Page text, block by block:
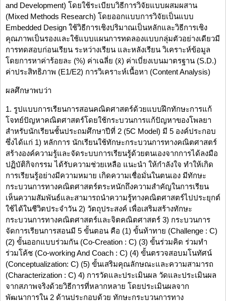
and Development) โดยใช้ระเบียบวิธีการวิจัยแบบผสมผสาน
(Mixed Methods Research) โดยออกแบบการวิจัยเป็นแบบ
Embedded Design ใช้วิธีการเชิงปริมาณเป็นหลักและวิธีการเชิง
คุณภาพเป็นรองและใช้แบบแผนการทดลองแบบกลุ่มตัวอย่างเดียวมี
การทดสอบก่อนเรียน ระหว่างเรียน และหลังเรียน วิเคราะห์ข้อมูล
โดยการหาค่าร้อยละ (%) ค่าเฉลี่ย (x̄) ค่าเบี่ยงเบนมาตรฐาน (S.D.)
ค่าประสิทธิภาพ (E1/E2) การวิเคราะห์เนื้อหา (Content Analysis)
ผลศึกษาพบว่า
1. รูปแบบการเรียนการสอนคณิตศาสตร์ด้วยแบบฝึกทักษะการแก้
โจทย์ปัญหาคณิตศาสตร์โดยใช้กระบวนการแก้ปัญหาของโพลยา
สำหรับนักเรียนชั้นประถมศึกษาปีที่ 2 (5C Model) มี 5 องค์ประกอบ
ซึ่งได้แก่ 1) หลักการ นักเรียนใช้ทักษะกระบวนการทางคณิตศาสตร์
สร้างองค์ความรู้และจัดระบบการเรียนรู้ด้วยตนเองจากการได้ลงมือ
ปฏิบัติกิจกรรม ได้รับความช่วยเหลือ แนะนำ ให้กำลังใจ ทำให้เกิด
การเรียนรู้อย่างมีความหมาย เกิดความเชื่อมั่นในตนเอง มีทักษะ
กระบวนการทางคณิตศาสตร์ตระหนักถึงความสำคัญในการเรียน
เห็นความสัมพันธ์และสามารถนำความรู้ทางคณิตศาสตร์ไปประยุกต์
ใช้ได้ในชีวิตประจำวัน 2) วัตถุประสงค์ เพื่อเสริมสร้างทักษะ
กระบวนการทางคณิตศาสตร์และจิตคณิตศาสตร์ 3) กระบวนการ
จัดการเรียนการสอนมี 5 ขั้นตอน คือ (1) ขั้นท้าทาย (Challenge : C)
(2) ขั้นออกแบบร่วมกัน (Co-Creation : C) (3) ขั้นร่วมคิด ร่วมทำ
ร่วมโค้ช (Co-working And Coach : C) (4) ขั้นตรวจสอบมโนทัศน์
(Conceptualization: C) (5) ขั้นเสริมคุณลักษณะและความสามารถ
(Characterization : C) 4) การวัดและประเมินผล วัดและประเมินผล
จากสภาพจริงด้วยวิธีการที่หลากหลาย โดยประเมินผลจาก
พัฒนาการใน 2 ด้านประกอบด้วย ทักษะกระบวนการทาง